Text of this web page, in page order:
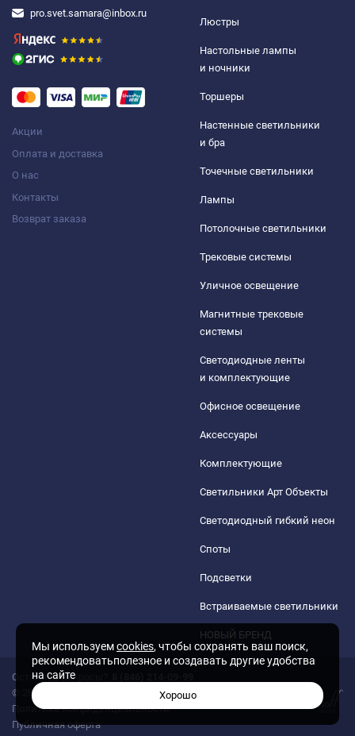
pro.svet.samara@inbox.ru
Акции
Оплата и доставка
О нас
Контакты
Возврат заказа
Люстры
Настольные лампы
и ночники
Торшеры
Настенные светильники
и бра
Точечные светильники
Лампы
Потолочные светильники
Трековые системы
Уличное освещение
Магнитные трековые
системы
Светодиодные ленты
и комплектующие
Офисное освещение
Аксессуары
Комплектующие
Светильники Арт Объекты
Светодиодный гибкий неон
Споты
Подсветки
Встраиваемые светильники
НОВЫЙ БРЕНД
Остались вопросы?
© 2026 Гипермаркет светильников «МИР СВЕТА»
Политика конфиденциальности
Публичная оферта
Мы используемcookies, чтобы сохранять ваш поиск,
рекомендоватьполезное и создавать другие удобства
на сайте
Хорошо